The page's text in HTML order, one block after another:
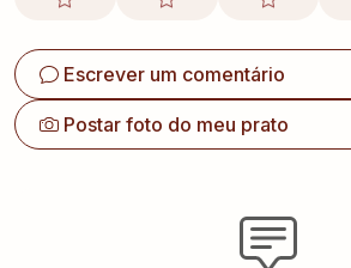
Escrever um comentário
Postar foto do meu prato